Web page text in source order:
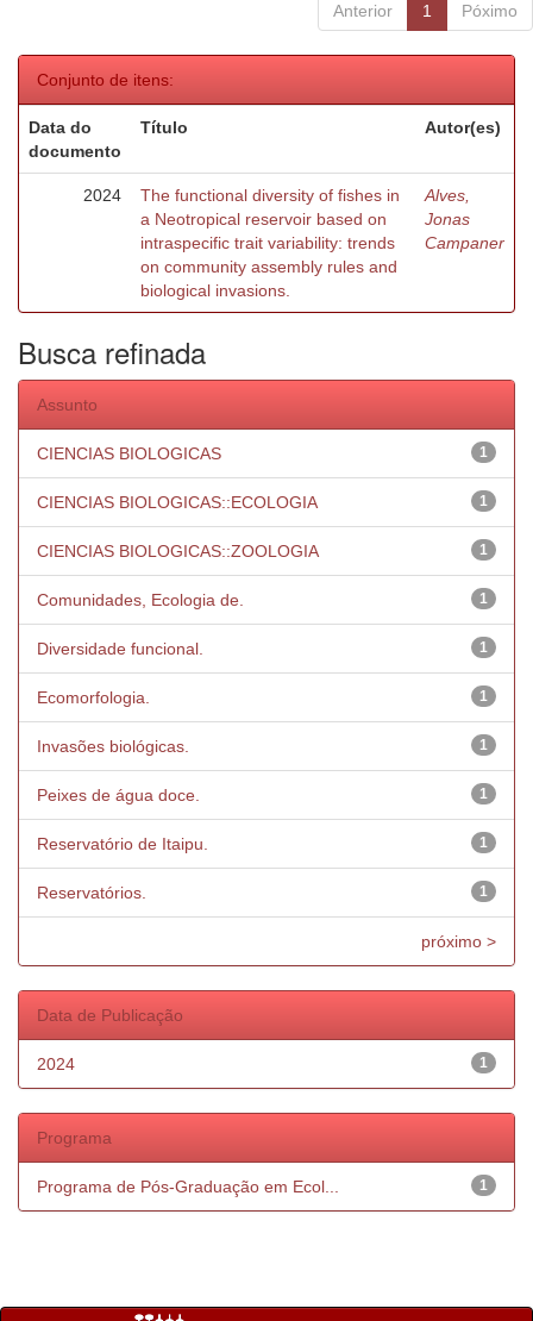
Anterior 1 Póximo
Conjunto de itens:
Data do
documento
Título Autor(es)
2024
The functional diversity of fishes in
a Neotropical reservoir based on
intraspecific trait variability: trends
on community assembly rules and
biological invasions.
Alves,
Jonas
Campaner
Busca refinada
Assunto
1
CIENCIAS BIOLOGICAS
1
CIENCIAS BIOLOGICAS::ECOLOGIA
1
CIENCIAS BIOLOGICAS::ZOOLOGIA
1
Comunidades, Ecologia de.
1
Diversidade funcional.
1
Ecomorfologia.
1
Invasões biológicas.
1
Peixes de água doce.
1
Reservatório de Itaipu.
1
Reservatórios.
próximo >
Data de Publicação
1
2024
Programa
1
Programa de Pós-Graduação em Ecol...